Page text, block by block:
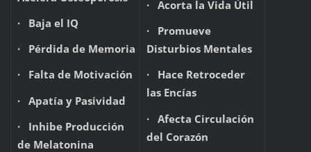
· Baja el IQ
· Pérdida de Memoria
· Falta de Motivación
· Apatía y Pasividad
· Inhibe Producción
de Melatonina
· Acorta la Vida Útil
· Promueve
Disturbios Mentales
· Hace Retroceder
las Encías
· Afecta Circulación
del Corazón